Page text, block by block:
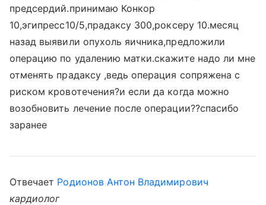
предсердий.принимаю Конкор
10,эгипресс10/5,прадаксу 300,роксеру 10.месяц
назад выявили опухоль яичника,предложили
операцию по удалению матки.скажите надо ли мне
отменять прадаксу ,ведь операция сопряжена с
риском кровотечения?и если да когда можно
возобновить лечение после операции??спасибо
заранее
Отвечает Родионов Антон Владимирович
кардиолог